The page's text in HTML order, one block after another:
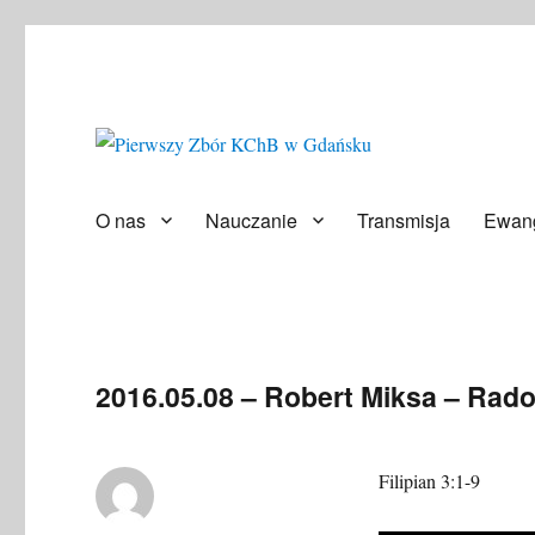
O nas Nauczanie Transmisja
2016.05.08 – Robert Miksa –
Filipian 3:1-9